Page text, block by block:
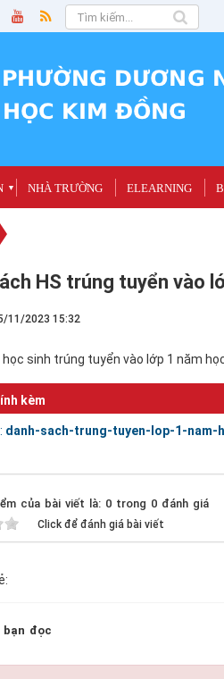
▼ NHÀ TRƯỜNG ELEARNING
HS trúng tuyển vào
11/2023 15:32
học sinh trúng tuyển vào lớp 1 năm
kèm
danh-sach-trung-tuyen-lop-1-nam-
của bài viết là: 0 trong 0 đánh giá
Click để đánh giá bài viết
bạn đọc